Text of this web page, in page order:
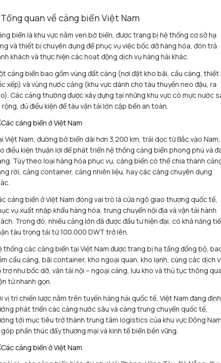
Tổng quan về cảng biển Việt Nam
biển là khu vực nằm ven bờ biển, được trang bị hệ thống cơ sở hạ
và thiết bị chuyên dụng để phục vụ việc bốc dỡ hàng hóa, đón trả
khách và thực hiện các hoạt động dịch vụ hàng hải khác.
cảng biển bao gồm vùng đất cảng (nơi đặt kho bãi, cầu cảng, thiết
xếp) và vùng nước cảng (khu vực dành cho tàu thuyền neo đậu, ra
Các cảng thường được xây dựng tại những khu vực có mực nước
rộng, đủ điều kiện để tàu vận tải lớn cập bến an toàn.
Việt Nam, đường bờ biển dài hơn 3.200 km, trải dọc từ Bắc vào Nam,
điều kiện thuận lợi để phát triển hệ thống cảng biển phong phú và
Tùy theo loại hàng hóa phục vụ, cảng biển có thể chia thành
rời, cảng container, cảng nhiên liệu, hay các cảng chuyên dụng
cảng biển ở Việt Nam đóng vai trò là cửa ngõ giao thương quốc tế,
vụ xuất nhập khẩu hàng hóa, trung chuyển nội địa và vận tải hành
Trong đó, nhiều cảng lớn đã được đầu tư hiện đại, có khả năng
tàu trọng tải từ 100.000 DWT trở lên.
thống các cảng biển tại Việt Nam được trang bị hạ tầng đồng bộ,
cầu cảng, bãi container, kho ngoại quan, kho lạnh, cùng các dịch
trợ như bốc dỡ, vận tải nội – ngoại cảng, lưu kho và thủ tục thông
tử nhanh gọn.
vị trí chiến lược nằm trên tuyến hàng hải quốc tế, Việt Nam đang định
phát triển các cảng nước sâu và cảng trung chuyển quốc tế,
tới mục tiêu trở thành trung tâm logistics của khu vực Đông
góp phần thúc đẩy thương mại và kinh tế biển bền vững.